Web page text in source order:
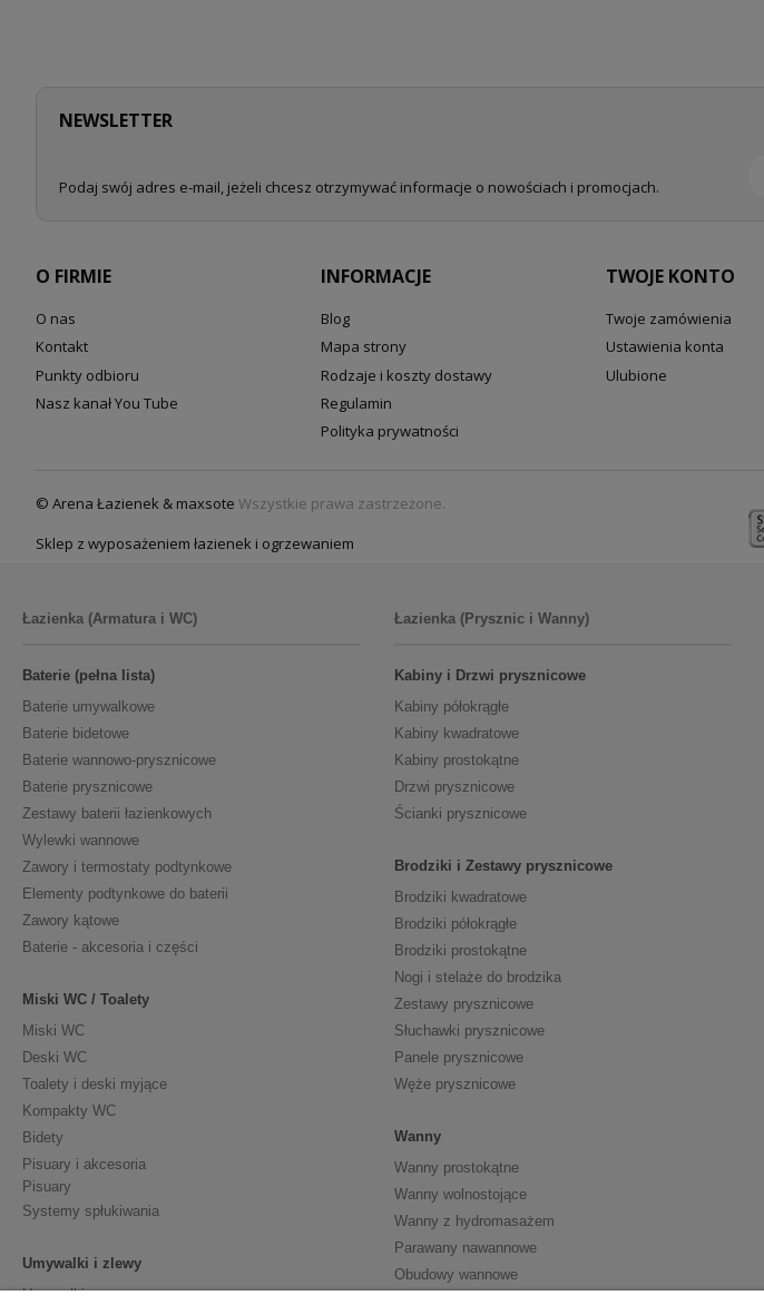
NEWSLETTER
Podaj swój adres e-mail, jeżeli chcesz otrzymywać informacje o nowościach i promocjach.
O FIRMIE
O nas
Kontakt
Punkty odbioru
Nasz kanał You Tube
INFORMACJE
Blog
Mapa strony
Rodzaje i koszty dostawy
Regulamin
Polityka prywatności
TWOJE KONTO
Twoje zamówienia
Ustawienia konta
Ulubione
© Arena Łazienek & maxsote Wszystkie prawa zastrzeżone.
Sklep z wyposażeniem łazienek i ogrzewaniem
Łazienka (Armatura i WC)
Baterie (pełna lista)
Baterie umywalkowe
Baterie bidetowe
Baterie wannowo-prysznicowe
Baterie prysznicowe
Zestawy baterii łazienkowych
Wylewki wannowe
Zawory i termostaty podtynkowe
Elementy podtynkowe do baterii
Zawory kątowe
Baterie - akcesoria i części
Miski WC / Toalety
Miski WC
Deski WC
Toalety i deski myjące
Kompakty WC
Bidety
Pisuary i akcesoria
Pisuary
Systemy spłukiwania
Umywalki i zlewy
Umywalki
Łazienka (Prysznic i Wanny)
Kabiny i Drzwi prysznicowe
Kabiny półokrągłe
Kabiny kwadratowe
Kabiny prostokątne
Drzwi prysznicowe
Ścianki prysznicowe
Brodziki i Zestawy prysznicowe
Brodziki kwadratowe
Brodziki półokrągłe
Brodziki prostokątne
Nogi i stelaże do brodzika
Zestawy prysznicowe
Słuchawki prysznicowe
Panele prysznicowe
Węże prysznicowe
Wanny
Wanny prostokątne
Wanny wolnostojące
Wanny z hydromasażem
Parawany nawannowe
Obudowy wannowe